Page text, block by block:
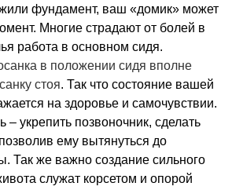
фундамент, ваш «домик» может
Многие страдают от болей в
работа в основном сидя.
в положении сидя вполне
стоя. Так что состояние вашей
на здоровье и самочувствии.
укрепить позвоночник, сделать
ему вытянуться до
Так же важно создание сильного
служат корсетом и опорой